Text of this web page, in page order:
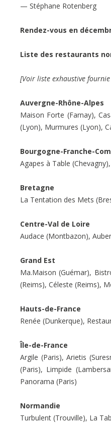
— Stéphane Rotenberg
Rendez-vous en
Liste des restaurants
[Voir liste exhaustive
Auvergne-Rhône-Alpes
Maison Forte (Farnay),
(Lyon), Murmures (Lyon),
Bourgogne-Franche-
Agapes à Table
Bretagne
La Tentation des Mets
Centre-Val de Loire
Audace (Montbazon),
Grand Est
Ma.Maison (Guémar),
(Reims), Céleste (Reims),
Hauts-de-France
Renée (Dunkerque),
Île-de-France
Argile (Paris), Arietis
(Paris), Limpide
Panorama (Paris)
Normandie
Turbulent (Trouville), La